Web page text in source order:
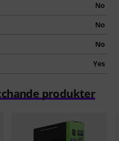
No
No
No
Yes
produkter